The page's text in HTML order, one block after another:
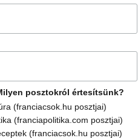
posztokról értesítsünk?
(franciacsok.hu posztjai)
(franciapolitika.com posztjai)
(franciacsok.hu posztjai)